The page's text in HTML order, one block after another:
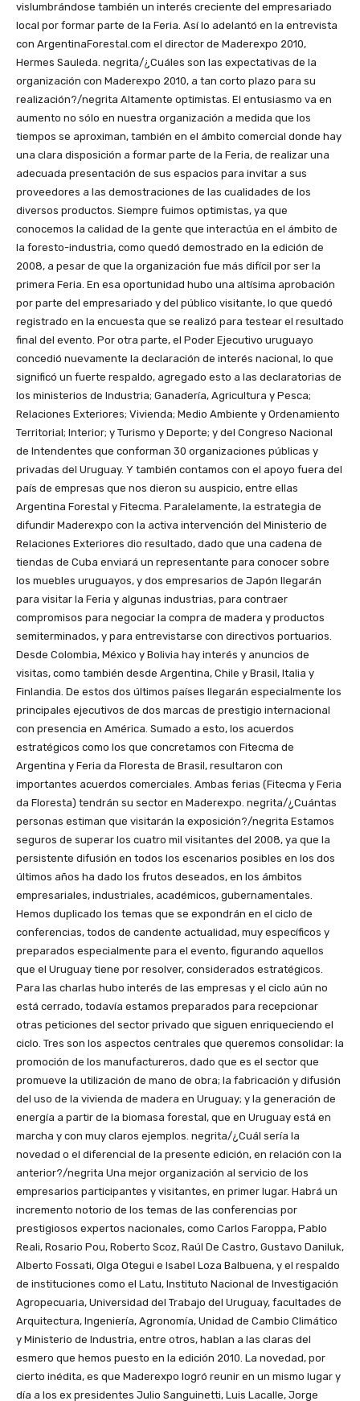
vislumbrándose también un interés creciente del empresariado
local por formar parte de la Feria. Así lo adelantó en la entrevista
con ArgentinaForestal.com el director de Maderexpo 2010,
Hermes Sauleda. negrita/¿Cuáles son las expectativas de la
organización con Maderexpo 2010, a tan corto plazo para su
realización?/negrita Altamente optimistas. El entusiasmo va en
aumento no sólo en nuestra organización a medida que los
tiempos se aproximan, también en el ámbito comercial donde hay
una clara disposición a formar parte de la Feria, de realizar una
adecuada presentación de sus espacios para invitar a sus
proveedores a las demostraciones de las cualidades de los
diversos productos. Siempre fuimos optimistas, ya que
conocemos la calidad de la gente que interactúa en el ámbito de
la foresto-industria, como quedó demostrado en la edición de
2008, a pesar de que la organización fue más difícil por ser la
primera Feria. En esa oportunidad hubo una altísima aprobación
por parte del empresariado y del público visitante, lo que quedó
registrado en la encuesta que se realizó para testear el resultado
final del evento. Por otra parte, el Poder Ejecutivo uruguayo
concedió nuevamente la declaración de interés nacional, lo que
significó un fuerte respaldo, agregado esto a las declaratorias de
los ministerios de Industria; Ganadería, Agricultura y Pesca;
Relaciones Exteriores; Vivienda; Medio Ambiente y Ordenamiento
Territorial; Interior; y Turismo y Deporte; y del Congreso Nacional
de Intendentes que conforman 30 organizaciones públicas y
privadas del Uruguay. Y también contamos con el apoyo fuera del
país de empresas que nos dieron su auspicio, entre ellas
Argentina Forestal y Fitecma. Paralelamente, la estrategia de
difundir Maderexpo con la activa intervención del Ministerio de
Relaciones Exteriores dio resultado, dado que una cadena de
tiendas de Cuba enviará un representante para conocer sobre
los muebles uruguayos, y dos empresarios de Japón llegarán
para visitar la Feria y algunas industrias, para contraer
compromisos para negociar la compra de madera y productos
semiterminados, y para entrevistarse con directivos portuarios.
Desde Colombia, México y Bolivia hay interés y anuncios de
visitas, como también desde Argentina, Chile y Brasil, Italia y
Finlandia. De estos dos últimos países llegarán especialmente los
principales ejecutivos de dos marcas de prestigio internacional
con presencia en América. Sumado a esto, los acuerdos
estratégicos como los que concretamos con Fitecma de
Argentina y Feria da Floresta de Brasil, resultaron con
importantes acuerdos comerciales. Ambas ferias (Fitecma y Feria
da Floresta) tendrán su sector en Maderexpo. negrita/¿Cuántas
personas estiman que visitarán la exposición?/negrita Estamos
seguros de superar los cuatro mil visitantes del 2008, ya que la
persistente difusión en todos los escenarios posibles en los dos
últimos años ha dado los frutos deseados, en los ámbitos
empresariales, industriales, académicos, gubernamentales.
Hemos duplicado los temas que se expondrán en el ciclo de
conferencias, todos de candente actualidad, muy específicos y
preparados especialmente para el evento, figurando aquellos
que el Uruguay tiene por resolver, considerados estratégicos.
Para las charlas hubo interés de las empresas y el ciclo aún no
está cerrado, todavía estamos preparados para recepcionar
otras peticiones del sector privado que siguen enriqueciendo el
ciclo. Tres son los aspectos centrales que queremos consolidar: la
promoción de los manufactureros, dado que es el sector que
promueve la utilización de mano de obra; la fabricación y difusión
del uso de la vivienda de madera en Uruguay; y la generación de
energía a partir de la biomasa forestal, que en Uruguay está en
marcha y con muy claros ejemplos. negrita/¿Cuál sería la
novedad o el diferencial de la presente edición, en relación con la
anterior?/negrita Una mejor organización al servicio de los
empresarios participantes y visitantes, en primer lugar. Habrá un
incremento notorio de los temas de las conferencias por
prestigiosos expertos nacionales, como Carlos Faroppa, Pablo
Reali, Rosario Pou, Roberto Scoz, Raúl De Castro, Gustavo Daniluk,
Alberto Fossati, Olga Otegui e Isabel Loza Balbuena, y el respaldo
de instituciones como el Latu, Instituto Nacional de Investigación
Agropecuaria, Universidad del Trabajo del Uruguay, facultades de
Arquitectura, Ingeniería, Agronomía, Unidad de Cambio Climático
y Ministerio de Industria, entre otros, hablan a las claras del
esmero que hemos puesto en la edición 2010. La novedad, por
cierto inédita, es que Maderexpo logró reunir en un mismo lugar y
día a los ex presidentes Julio Sanguinetti, Luis Lacalle, Jorge